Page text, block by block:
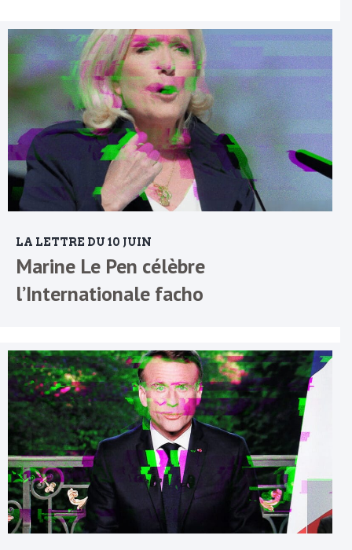
LA LETTRE DU 10 JUIN
Marine Le Pen célèbre
l’Internationale facho